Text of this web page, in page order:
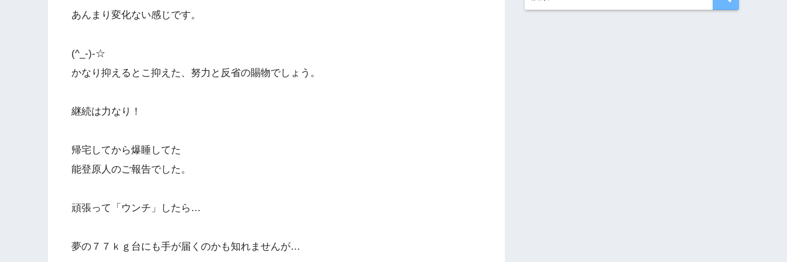
あんまり変化ない感じです。
(^_-)-☆
かなり抑えるとこ抑えた、努力と反省の賜物でしょう。
継続は力なり！
帰宅してから爆睡してた
能登原人のご報告でした。
頑張って「ウンチ」したら…
夢の７７ｋｇ台にも手が届くのかも知れませんが…